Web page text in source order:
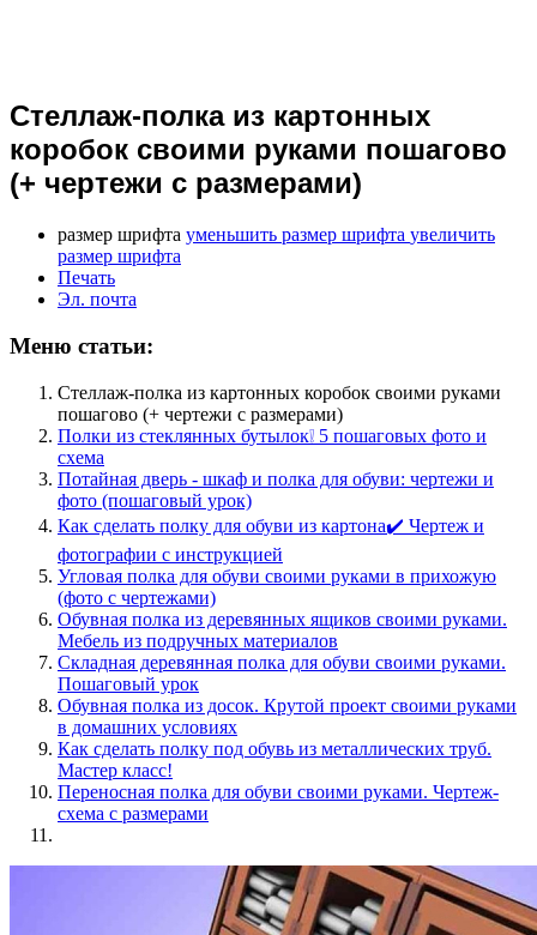
Стеллаж-полка из картонных
коробок своими руками пошагово
(+ чертежи с размерами)
размер шрифта уменьшить размер шрифта увеличить
размер шрифта
Печать
Эл. почта
Меню статьи:
Стеллаж-полка из картонных коробок своими руками
пошагово (+ чертежи с размерами)
Полки из стеклянных бутылок❕ 5 пошаговых фото и
схема
Потайная дверь - шкаф и полка для обуви: чертежи и
фото (пошаговый урок)
Как сделать полку для обуви из картона✔️ Чертеж и
фотографии с инструкцией
Угловая полка для обуви своими руками в прихожую
(фото с чертежами)
Обувная полка из деревянных ящиков своими руками.
Мебель из подручных материалов
Складная деревянная полка для обуви своими руками.
Пошаговый урок
Обувная полка из досок. Крутой проект своими руками
в домашних условиях
Как сделать полку под обувь из металлических труб.
Мастер класс!
Переносная полка для обуви своими руками. Чертеж-
схема с размерами